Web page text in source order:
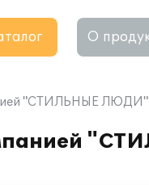
О
"СТИЛЬНЫЕ ЛЮДИ"